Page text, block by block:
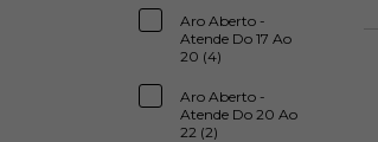
Aro Aberto -
Atende Do 17 Ao
20 (4)
Aro Aberto -
Atende Do 20 Ao
22 (2)